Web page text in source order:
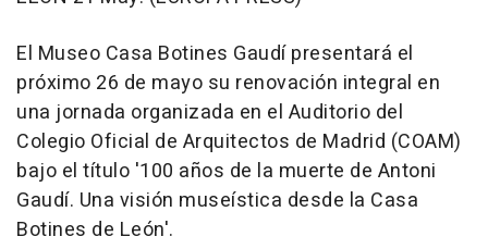
El Museo Casa Botines Gaudí presentará el
próximo 26 de mayo su renovación integral en
una jornada organizada en el Auditorio del
Colegio Oficial de Arquitectos de Madrid (COAM)
bajo el título '100 años de la muerte de Antoni
Gaudí. Una visión museística desde la Casa
Botines de León'.